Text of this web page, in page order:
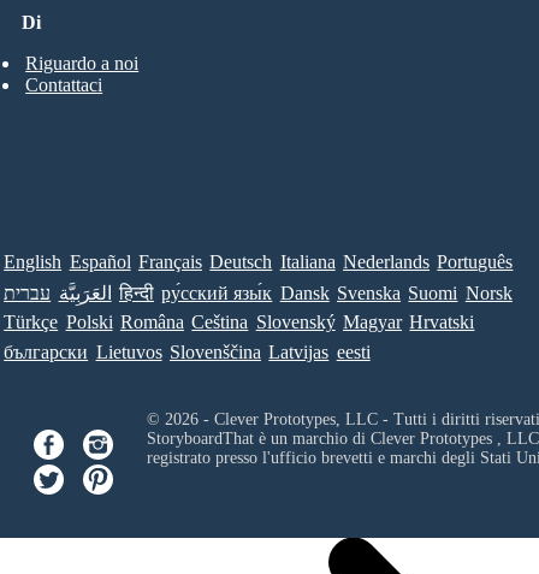
Di
Riguardo a noi
Contattaci
English Español Français Deutsch Italiana Nederlands Português
עברית العَرَبِيَّة हिन्दी ру́сский язы́к Dansk Svenska Suomi Norsk
Türkçe Polski Româna Ceština Slovenský Magyar Hrvatski
български Lietuvos Slovenščina Latvijas eesti
© 2026 - Clever Prototypes, LLC - Tutti i diritti
StoryboardThat è un marchio di Clever Prototypes , LLC
registrato presso l'ufficio brevetti e marchi degli Stati